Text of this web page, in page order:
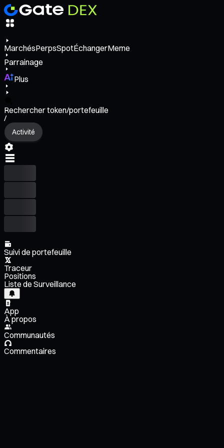
MarchésPerpsSpotÉchangerMeme
Parrainage
Plus
Rechercher token/portefeuille
/
Activité
Suivi de portefeuille
Traceur
Positions
Liste de Surveillance
App
À propos
Communautés
Commentaires